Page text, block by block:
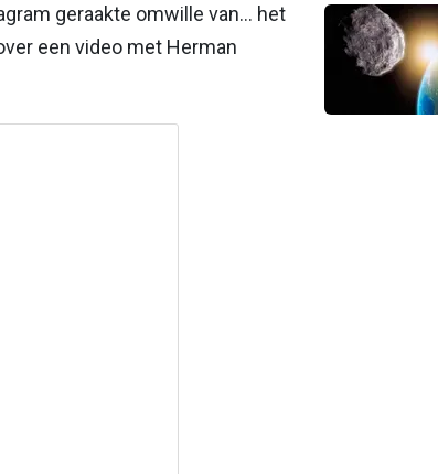
geraakte omwille van… het
een video met Herman